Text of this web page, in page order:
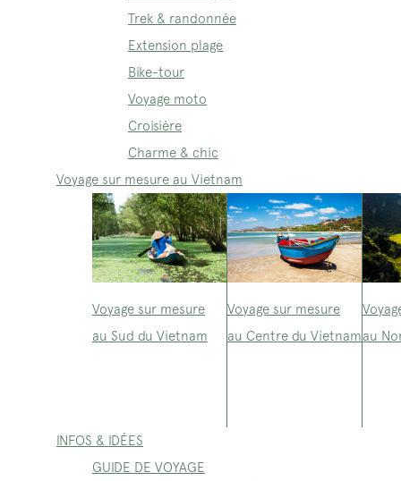
Trek & randonnée
Extension plage
Bike-tour
Voyage moto
Croisière
Charme & chic
Voyage sur mesure au Vietnam
Voyage sur mesure
au Sud du Vietnam
Voyage sur mesure
au Centre du Vietnamau
INFOS & IDÉES
GUIDE DE VOYAGE